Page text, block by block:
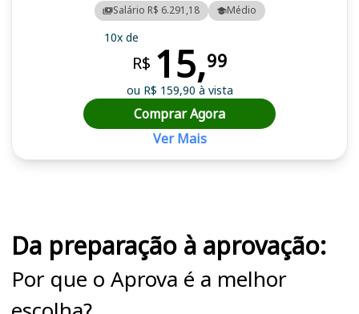
Salário R$ 6.291,18 Médio
10x de
R$ 15,99
ou R$ 159,90 à vista
Comprar Agora
Ver Mais
Da preparação à aprovação:
Por que o Aprova é a melhor